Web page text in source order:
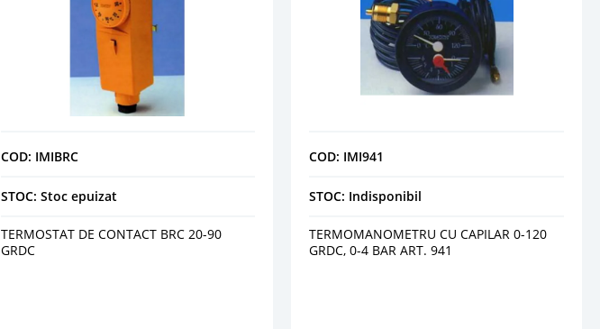
COD: IMIBRC
STOC: Stoc epuizat
TERMOSTAT DE CONTACT BRC 20-90
GRDC
COD: IMI941
STOC: Indisponibil
TERMOMANOMETRU CU CAPILAR 0-120
GRDC, 0-4 BAR ART. 941